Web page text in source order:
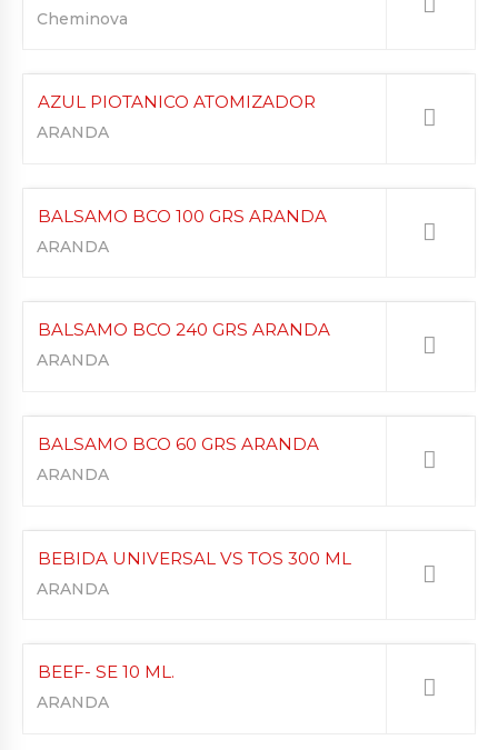
Cheminova
AZUL PIOTANICO ATOMIZADOR
ARANDA
BALSAMO BCO 100 GRS ARANDA
ARANDA
BALSAMO BCO 240 GRS ARANDA
ARANDA
BALSAMO BCO 60 GRS ARANDA
ARANDA
BEBIDA UNIVERSAL VS TOS 300 ML
ARANDA
BEEF- SE 10 ML.
ARANDA